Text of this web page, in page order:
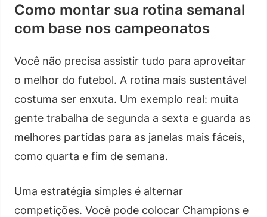
Como montar sua rotina semanal
com base nos campeonatos
Você não precisa assistir tudo para aproveitar
o melhor do futebol. A rotina mais sustentável
costuma ser enxuta. Um exemplo real: muita
gente trabalha de segunda a sexta e guarda as
melhores partidas para as janelas mais fáceis,
como quarta e fim de semana.
Uma estratégia simples é alternar
competições. Você pode colocar Champions e